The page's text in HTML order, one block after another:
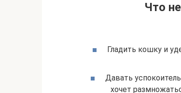
Что
Гладить кошку и
Давать
хочет